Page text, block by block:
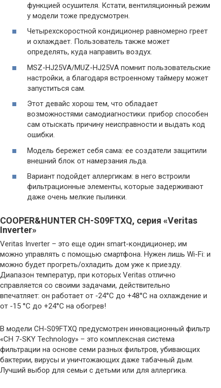
функцией осушителя. Кстати, вентиляционный режим
у модели тоже предусмотрен.
Четырехскоростной кондиционер равномерно греет
и охлаждает. Пользователь также может
определять, куда направить воздух.
MSZ-HJ25VA/MUZ-HJ25VA помнит пользовательские
настройки, а благодаря встроенному таймеру может
запуститься сам.
Этот девайс хорош тем, что обладает
возможностями самодиагностики: прибор способен
сам отыскать причину неисправности и выдать код
ошибки.
Модель бережет себя сама: ее создатели защитили
внешний блок от намерзания льда.
Вариант подойдет аллергикам: в него встроили
фильтрационные элементы, которые задерживают
даже очень мелкие пылинки.
COOPER&HUNTER CH-S09FTXQ, серия «Veritas
Inverter»
Veritas Inverter – это еще один smart-кондиционер; им
можно управлять с помощью смартфона. Нужен лишь Wi-Fi: и
можно будет прогреть/охладить дом уже к приезду.
Диапазон температур, при которых Veritas отлично
справляется со своими задачами, действительно
впечатляет: он работает от -24°С до +48°С на охлаждение и
от -15 °С до +24°С на обогрев!
В модели CH-S09FTXQ предусмотрен инновационный фильтр
«CH 7-SKY Technology» – это комплексная система
фильтрации на основе семи разных фильтров, убивающих
бактерии, вирусы и уничтожающих даже табачный дым.
Лучший выбор для семьи с детьми или для аллергика.